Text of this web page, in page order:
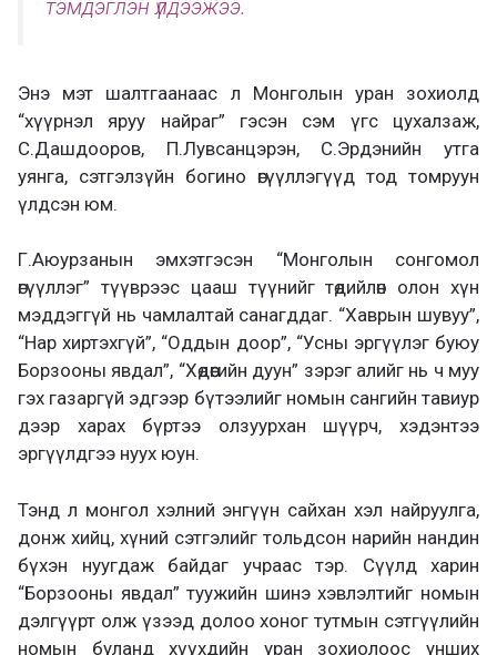
тэмдэглэн үлдээжээ.
Энэ мэт шалтгаанаас л Монголын уран зохиолд
“хүүрнэл яруу найраг” гэсэн сэм үгс цухалзаж,
С.Дашдооров, П.Лувсанцэрэн, С.Эрдэнийн утга
уянга, сэтгэлзүйн богино өгүүллэгүүд тод томруун
үлдсэн юм.
Г.Аюурзанын эмхэтгэсэн “Монголын сонгомол
өгүүллэг” түүврээс цааш түүнийг төдийлөн олон хүн
мэддэггүй нь чамлалтай санагддаг. “Хаврын шувуу”,
“Нар хиртэхгүй”, “Оддын доор”, “Усны эргүүлэг буюу
Борзооны явдал”, “Хөдөөгийн дуун” зэрэг алийг нь ч муу
гэх газаргүй эдгээр бүтээлийг номын сангийн тавиур
дээр харах бүртээ олзуурхан шүүрч, хэдэнтээ
эргүүлдгээ нуух юун.
Тэнд л монгол хэлний энгүүн сайхан хэл найруулга,
донж хийц, хүний сэтгэлийг тольдсон нарийн нандин
бүхэн нуугдаж байдаг учраас тэр. Сүүлд харин
“Борзооны явдал” туужийн шинэ хэвлэлтийг номын
дэлгүүрт олж үзээд долоо хоног тутмын сэтгүүлийн
номын буланд хүүхдийн уран зохиолоос унших